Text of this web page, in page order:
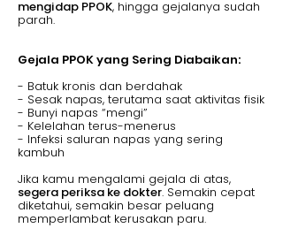
mengidap PPOK, hingga gejalanya sudah
parah.
Gejala PPOK yang Sering Diabaikan:
- Batuk kronis dan berdahak
- Sesak napas, terutama saat aktivitas fisik
- Bunyi napas “mengi”
- Kelelahan terus-menerus
- Infeksi saluran napas yang sering
kambuh
Jika kamu mengalami gejala di atas,
segera periksa ke dokter. Semakin cepat
diketahui, semakin besar peluang
memperlambat kerusakan paru.